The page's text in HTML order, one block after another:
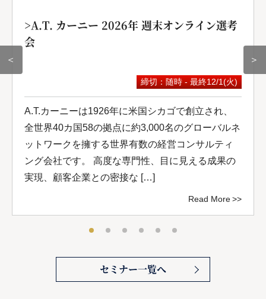
＜
>A.T. カーニー 2026年 週末オンライン選考
会
締切：随時 - 最終12/1(火)
A.T.カーニーは1926年に米国シカゴで創立され、
全世界40カ国58の拠点に約3,000名のグローバルネ
ットワークを擁する世界有数の経営コンサルティ
ング会社です。 高度な専門性、目に見える成果の
実現、顧客企業との密接な […]
Read More
＞
セミナー一覧へ